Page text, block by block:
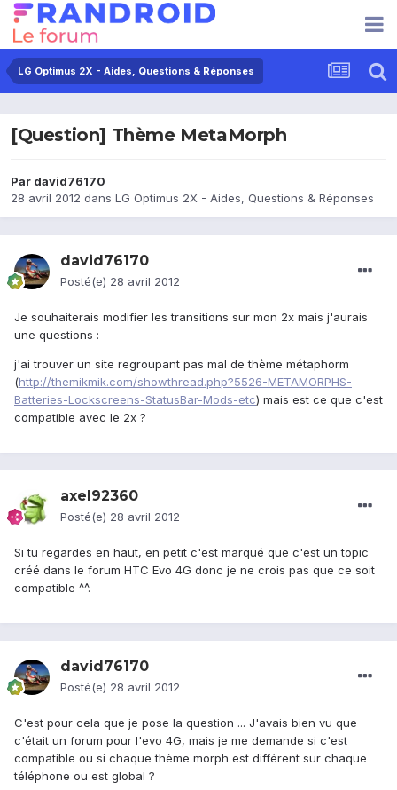
LG Optimus 2X - Aides, Questions & Réponses
[Question] Thème MetaMorph
Par david76170
28 avril 2012 dans LG Optimus 2X - Aides, Questions & Réponses
david76170
Posté(e) 28 avril 2012
Je souhaiterais modifier les transitions sur mon 2x mais j'aurais
une questions :
j'ai trouver un site regroupant pas mal de thème métaphorm
(http://themikmik.com/showthread.php?5526-METAMORPHS-
Batteries-Lockscreens-StatusBar-Mods-etc) mais est ce que c'est
compatible avec le 2x ?
axel92360
Posté(e) 28 avril 2012
Si tu regardes en haut, en petit c'est marqué que c'est un topic
créé dans le forum HTC Evo 4G donc je ne crois pas que ce soit
compatible ^^.
david76170
Posté(e) 28 avril 2012
C'est pour cela que je pose la question ... J'avais bien vu que
c'était un forum pour l'evo 4G, mais je me demande si c'est
compatible ou si chaque thème morph est différent sur chaque
téléphone ou est global ?